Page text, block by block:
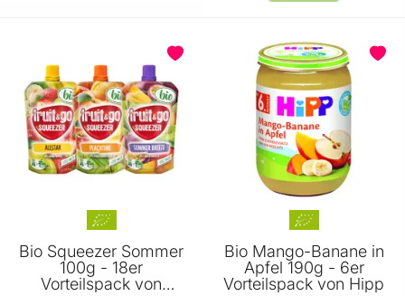
Bio Squeezer Sommer
100g - 18er
Vorteilspack von
Bio Mango-Banane in
Apfel 190g - 6er
Vorteilspack von Hipp